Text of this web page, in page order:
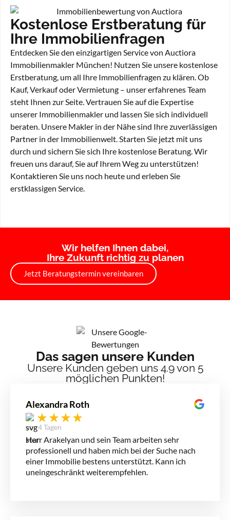
Kostenlose Erstberatung für
Ihre Immobilienfragen
Entdecken Sie den einzigartigen Service von Auctiora
Immobilienmakler München! Nutzen Sie unsere kostenlose
Erstberatung, um all Ihre Immobilienfragen zu klären. Ob
Kauf, Verkauf oder Vermietung – unser erfahrenes Team
steht Ihnen zur Seite. Vertrauen Sie auf die Expertise
unserer Immobilienmakler und lassen Sie sich individuell
beraten. Unsere Makler in der Nähe sind Ihre zuverlässigen
Partner in der Immobilienwelt. Starten Sie jetzt mit uns
durch und sichern Sie sich Ihre kostenlose Beratung. Wir
freuen uns darauf, Sie auf Ihrem Weg zu unterstützen!
Kontaktieren Sie uns noch heute und erleben Sie
erstklassigen Service.
Wir helfen Ihnen dabei,
Ihre Zukunft richtig zu planen
Jetzt Beratungstermin vereinbaren
Das sagen unsere Kunden
Unsere Kunden geben uns 4.9 von 5
möglichen Punkten!
Alexandra Roth
vor 4 Tagen
Herr Arakelyan und sein Team arbeiten sehr
professionell und haben mich bei der Suche nach
einer Immobilie bestens unterstützt. Kann ich
uneingeschränkt weiterempfehlen.